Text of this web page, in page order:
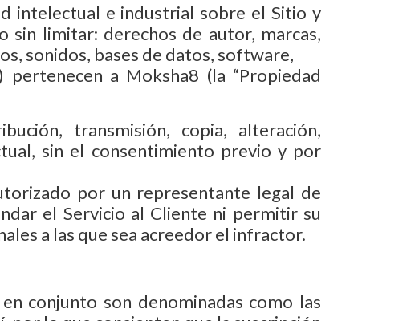
intelectual e industrial sobre el Sitio y
limitar: derechos de autor, marcas,
sonidos, bases de datos, software,
a Moksha8 (la “Propiedad
transmisión, copia, alteración,
sin el consentimiento previo y por
por un representante legal de
el Servicio al Cliente ni permitir su
a las que sea acreedor el infractor.
conjunto son denominadas como las